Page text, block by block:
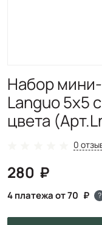
Набор
Languo 5х5
цвета
0
280
4 платежа от 70 ?